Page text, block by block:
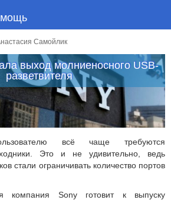
Самойлик
выход молниеносного USB-
разветвителя
всё чаще требуются
Это и не удивительно, ведь
стали ограничивать количество портов
компания Sony готовит к выпуску